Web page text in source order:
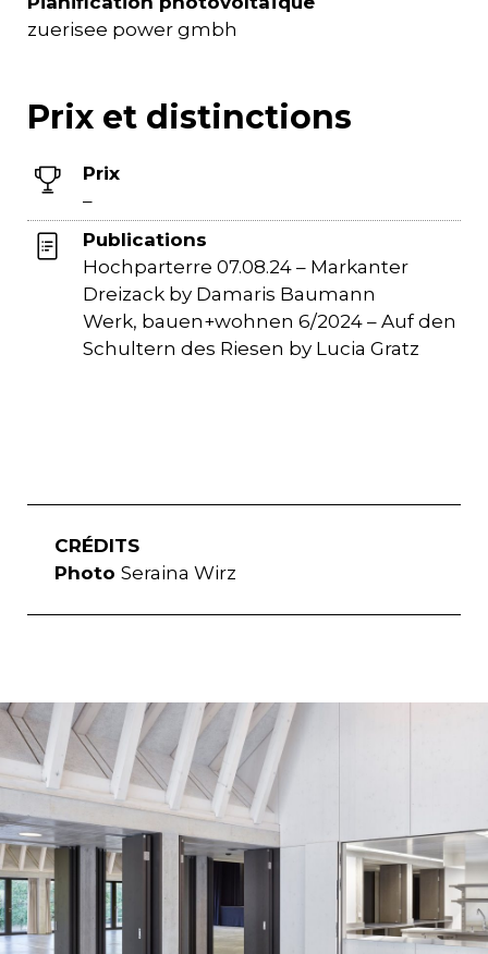
zuerisee power gmbh
Prix et distinctions
Prix
–
Publications
Hochparterre 07.08.24 – Markanter
Dreizack by Damaris Baumann
Werk, bauen+wohnen 6/2024 – Auf den
Schultern des Riesen by Lucia Gratz
CRÉDITS
Photo Seraina Wirz